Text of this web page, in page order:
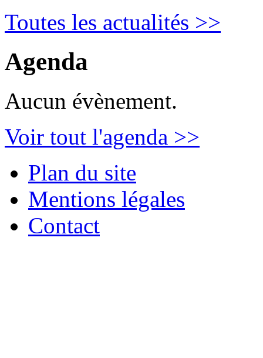
Toutes les actualités >>
Agenda
Aucun évènement.
Voir tout l'agenda >>
Plan du site
Mentions légales
Contact